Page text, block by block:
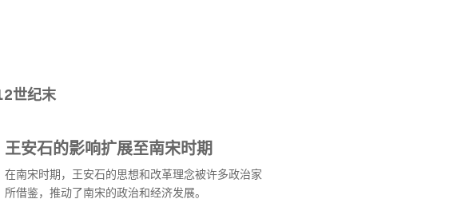
世纪末
王安石的影响扩展至南宋时期
在南宋时期，王安石的思想和改革理念被许多政治家
所借鉴，推动了南宋的政治和经济发展。